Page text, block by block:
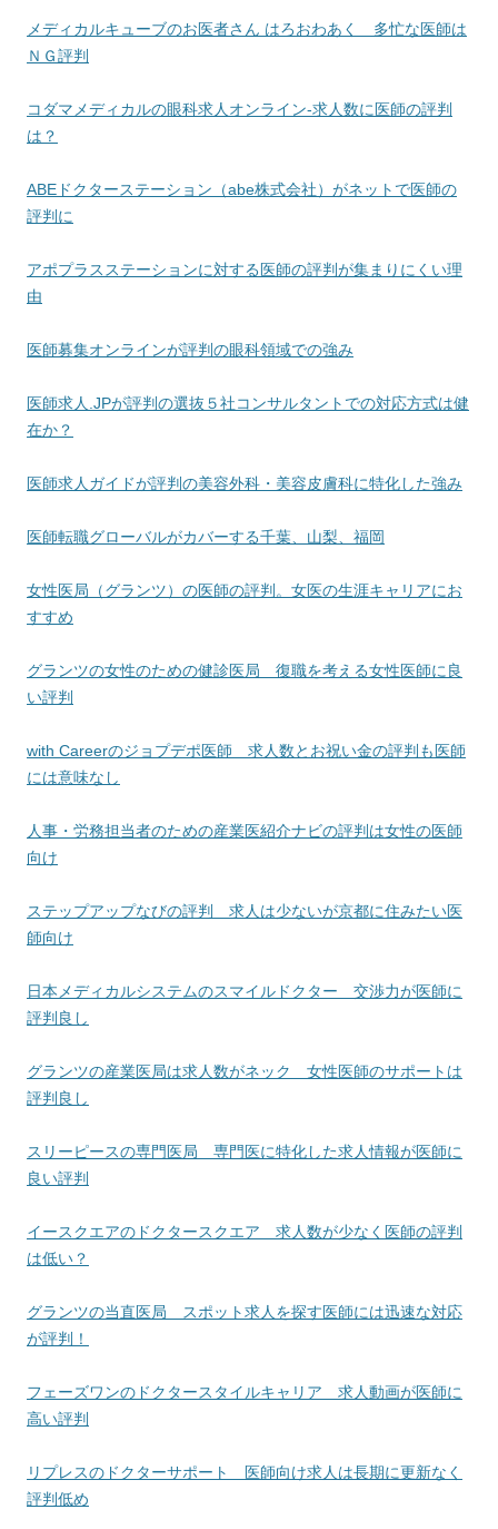
メディカルキューブのお医者さん はろおわあく 多忙な医師は
ＮＧ評判
コダマメディカルの眼科求人オンライン-求人数に医師の評判
は？
ABEドクターステーション（abe株式会社）がネットで医師の
評判に
アポプラスステーションに対する医師の評判が集まりにくい理
由
医師募集オンラインが評判の眼科領域での強み
医師求人.JPが評判の選抜５社コンサルタントでの対応方式は健
在か？
医師求人ガイドが評判の美容外科・美容皮膚科に特化した強み
医師転職グローバルがカバーする千葉、山梨、福岡
女性医局（グランツ）の医師の評判。女医の生涯キャリアにお
すすめ
グランツの女性のための健診医局 復職を考える女性医師に良
い評判
with Careerのジョプデポ医師 求人数とお祝い金の評判も医師
には意味なし
人事・労務担当者のための産業医紹介ナビの評判は女性の医師
向け
ステップアップなびの評判 求人は少ないが京都に住みたい医
師向け
日本メディカルシステムのスマイルドクター 交渉力が医師に
評判良し
グランツの産業医局は求人数がネック 女性医師のサポートは
評判良し
スリーピースの専門医局 専門医に特化した求人情報が医師に
良い評判
イースクエアのドクタースクエア 求人数が少なく医師の評判
は低い？
グランツの当直医局 スポット求人を探す医師には迅速な対応
が評判！
フェーズワンのドクタースタイルキャリア 求人動画が医師に
高い評判
リプレスのドクターサポート 医師向け求人は長期に更新なく
評判低め